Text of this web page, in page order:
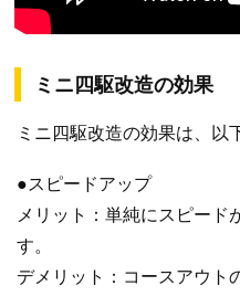
ミニ四駆改造の効果
ミニ四駆改造の効果は、以
●スピードアップ
メリット：単純にスピード
す。
デメリット：コースアウト